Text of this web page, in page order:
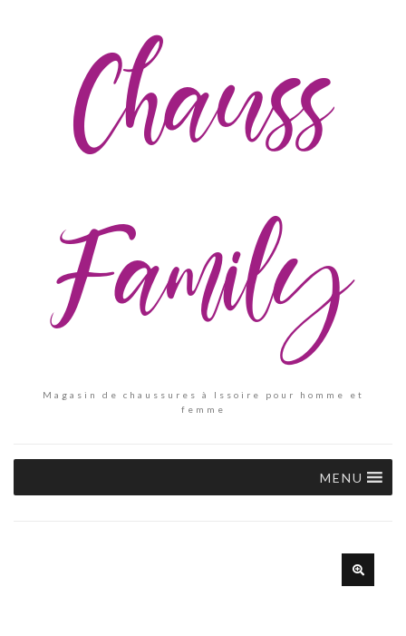
Chauss
Family
Magasin de chaussures à Issoire pour homme et
femme
MENU